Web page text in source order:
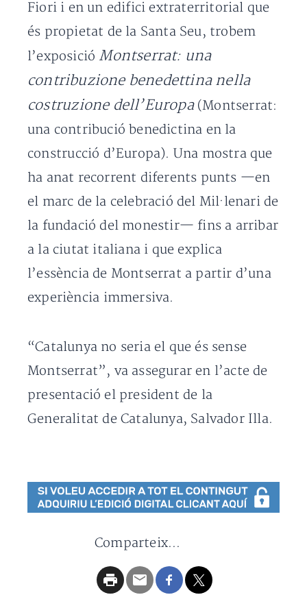
Fiori i en un edifici extraterritorial que
és propietat de la Santa Seu, trobem
l’exposicióMontserrat: una
contribuzione benedettina nella
costruzione dell’Europa(Montserrat:
una contribució benedictina en la
construcció d’Europa). Una mostra que
ha anat recorrent diferents punts —en
el marc de la celebració del Mil·lenari de
la fundació del monestir— fins a arribar
a la ciutat italiana i que explica
l’essència de Montserrat a partir d’una
experiència immersiva.
“Catalunya no seria el que és sense
Montserrat”, va assegurar en l’acte de
presentació el president de la
Generalitat de Catalunya, Salvador Illa.
Comparteix...